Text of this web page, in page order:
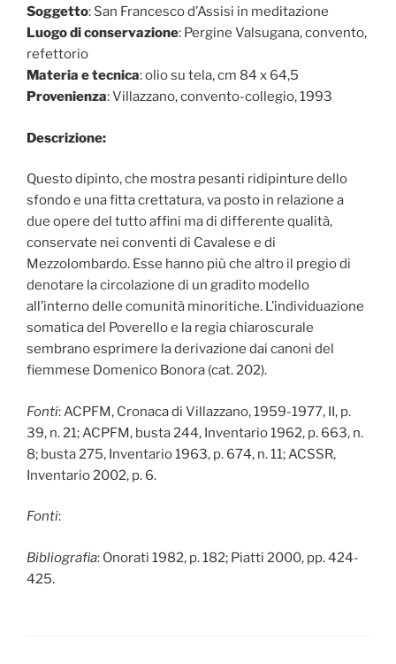
Soggetto: San Francesco d’Assisi in meditazione
Luogo di conservazione: Pergine Valsugana, convento,
refettorio
Materia e tecnica: olio su tela, cm 84 x 64,5
Provenienza: Villazzano, convento-collegio, 1993
Descrizione:
Questo dipinto, che mostra pesanti ridipinture dello
sfondo e una fitta crettatura, va posto in relazione a
due opere del tutto affini ma di differente qualità,
conservate nei conventi di Cavalese e di
Mezzolombardo. Esse hanno più che altro il pregio di
denotare la circolazione di un gradito modello
all’interno delle comunità minoritiche. L’individuazione
somatica del Poverello e la regia chiaroscurale
sembrano esprimere la derivazione dai canoni del
fiemmese Domenico Bonora (cat. 202).
Fonti: ACPFM, Cronaca di Villazzano, 1959-1977, II, p.
39, n. 21; ACPFM, busta 244, Inventario 1962, p. 663, n.
8; busta 275, Inventario 1963, p. 674, n. 11; ACSSR,
Inventario 2002, p. 6.
Fonti:
Bibliografia: Onorati 1982, p. 182; Piatti 2000, pp. 424-
425.